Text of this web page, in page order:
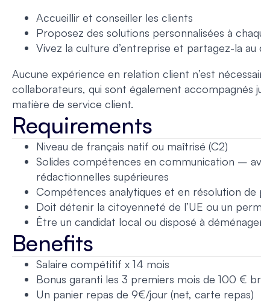
Accueillir et conseiller les clients
Proposez des solutions personnalisées à
Vivez la culture d’entreprise et partagez-la
Aucune expérience en relation client n’est
collaborateurs, qui sont également accompagnés
matière de service client.
Requirements
Niveau de français natif ou maîtrisé (C2)
Solides compétences en communication –
rédactionnelles supérieures
Compétences analytiques et en résolution
Doit détenir la citoyenneté de l’UE ou un
Être un candidat local ou disposé à
Benefits
Salaire compétitif x 14 mois
Bonus garanti les 3 premiers mois de 100 €
Un panier repas de 9€/jour (net, carte repas)